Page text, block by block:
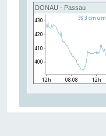
DONAU - Passau